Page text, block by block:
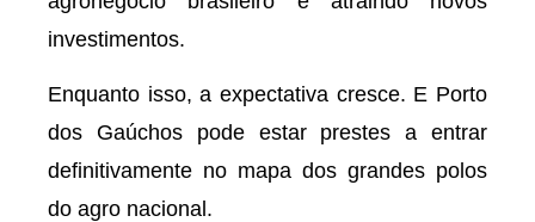
investimentos.
Enquanto isso, a expectativa cresce. E Porto
dos Gaúchos pode estar prestes a entrar
definitivamente no mapa dos grandes polos
do agro nacional.